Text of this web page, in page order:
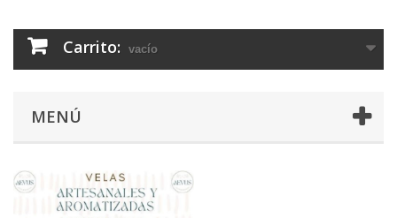
Carrito: vacío
MENÚ